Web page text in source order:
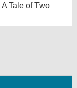
Tale of Two